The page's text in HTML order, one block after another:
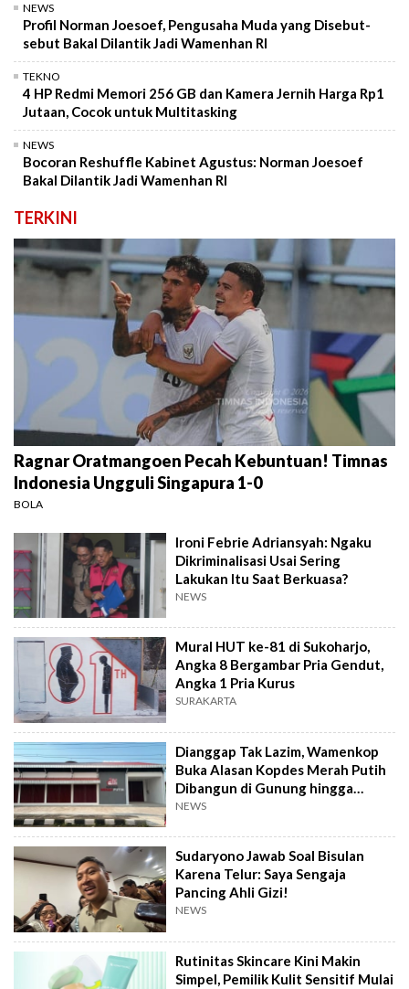
NEWS
Profil Norman Joesoef, Pengusaha Muda yang Disebut-
sebut Bakal Dilantik Jadi Wamenhan RI
TEKNO
4 HP Redmi Memori 256 GB dan Kamera Jernih Harga Rp1
Jutaan, Cocok untuk Multitasking
NEWS
Bocoran Reshuffle Kabinet Agustus: Norman Joesoef
Bakal Dilantik Jadi Wamenhan RI
TERKINI
Ragnar Oratmangoen Pecah Kebuntuan! Timnas
Indonesia Ungguli Singapura 1-0
BOLA
Ironi Febrie Adriansyah: Ngaku
Dikriminalisasi Usai Sering
Lakukan Itu Saat Berkuasa?
NEWS
Mural HUT ke-81 di Sukoharjo,
Angka 8 Bergambar Pria Gendut,
Angka 1 Pria Kurus
SURAKARTA
Dianggap Tak Lazim, Wamenkop
Buka Alasan Kopdes Merah Putih
Dibangun di Gunung hingga
Dekat TPA
NEWS
Sudaryono Jawab Soal Bisulan
Karena Telur: Saya Sengaja
Pancing Ahli Gizi!
NEWS
Rutinitas Skincare Kini Makin
Simpel, Pemilik Kulit Sensitif Mulai